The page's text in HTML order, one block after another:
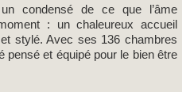
condensé de ce que l’âme
: un chaleureux accueil
stylé. Avec ses 136 chambres
pensé et équipé pour le bien être